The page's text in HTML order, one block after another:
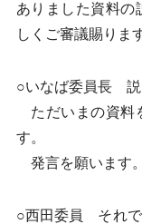
ありました資料の
しくご審議賜りま
○いなば委員長 説
ただいまの資料
す。
発言を願います。
○西田委員 それで